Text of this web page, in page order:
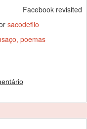
Facebook revisited
sacodefilo
poemas